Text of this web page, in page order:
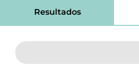
Resultados